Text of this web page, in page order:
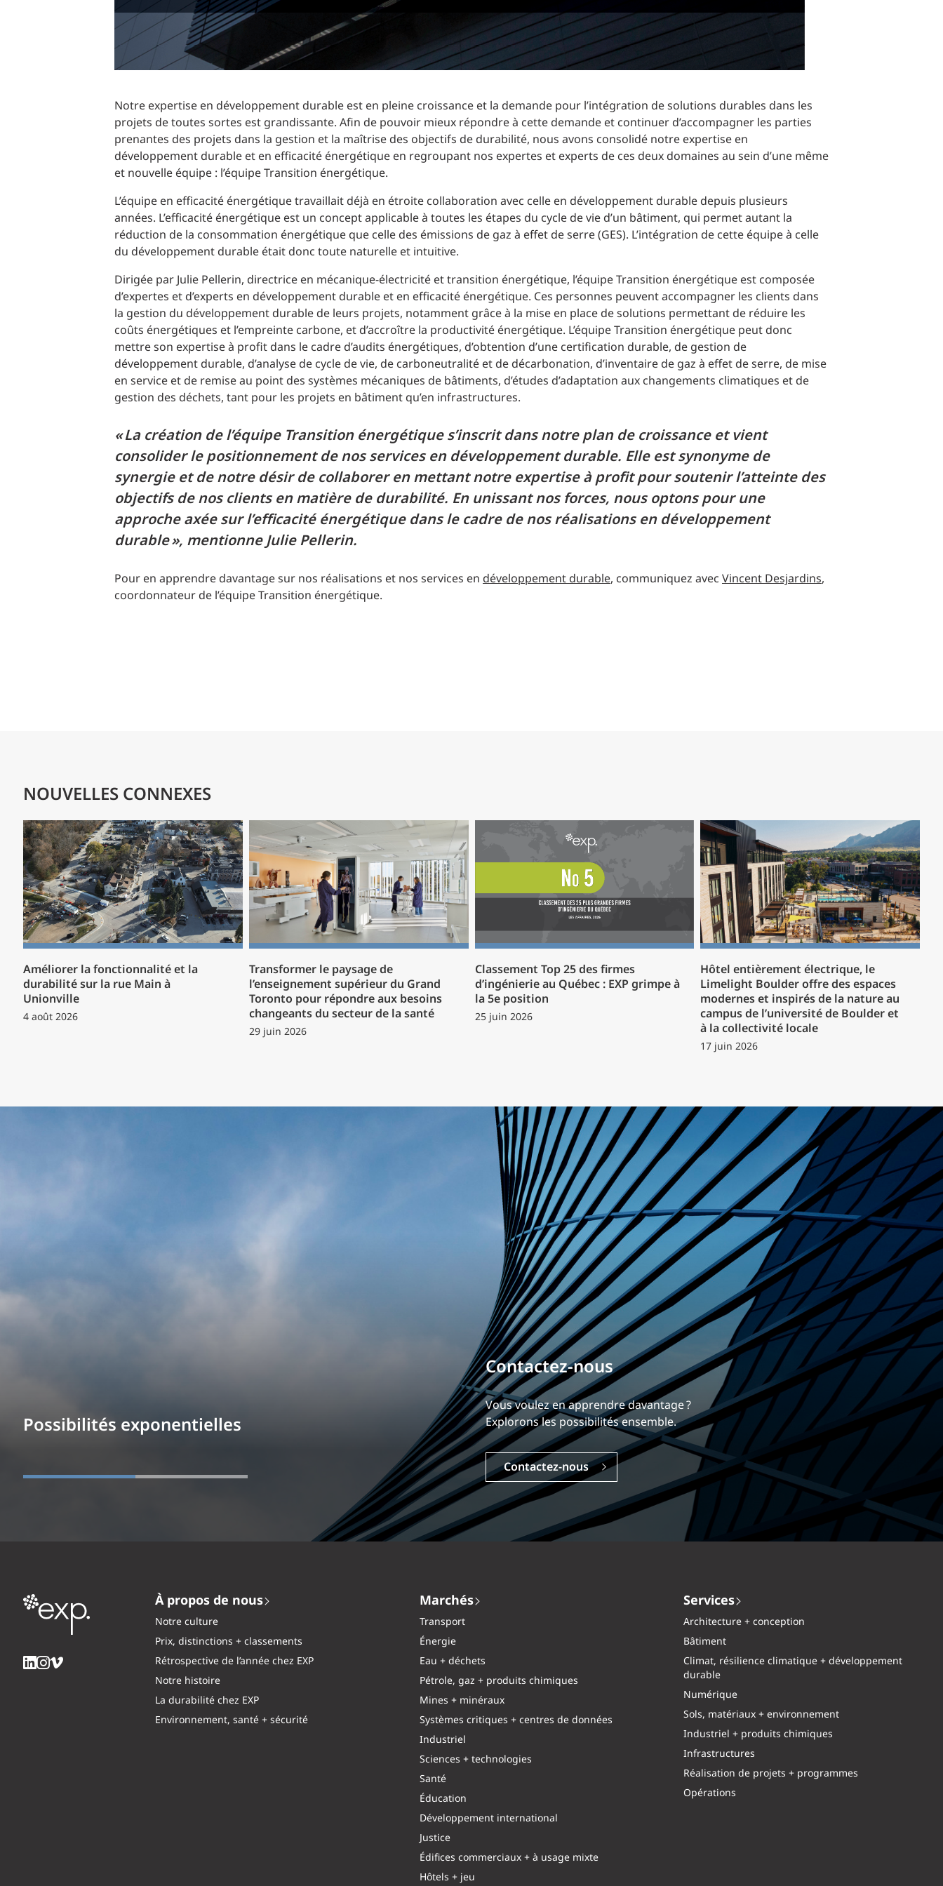
Notre expertise en développement durable est en pleine croissance et la demande pour l’intégration de solutions durables dans les
projets de toutes sortes est grandissante. Afin de pouvoir mieux répondre à cette demande et continuer d’accompagner les parties
prenantes des projets dans la gestion et la maîtrise des objectifs de durabilité, nous avons consolidé notre expertise en
développement durable et en efficacité énergétique en regroupant nos expertes et experts de ces deux domaines au sein d’une même
et nouvelle équipe : l’équipe Transition énergétique.
L’équipe en efficacité énergétique travaillait déjà en étroite collaboration avec celle en développement durable depuis plusieurs
années. L’efficacité énergétique est un concept applicable à toutes les étapes du cycle de vie d’un bâtiment, qui permet autant la
réduction de la consommation énergétique que celle des émissions de gaz à effet de serre (GES). L’intégration de cette équipe à celle
du développement durable était donc toute naturelle et intuitive.
Dirigée par Julie Pellerin, directrice en mécanique-électricité et transition énergétique, l’équipe Transition énergétique est composée
d’expertes et d’experts en développement durable et en efficacité énergétique. Ces personnes peuvent accompagner les clients dans
la gestion du développement durable de leurs projets, notamment grâce à la mise en place de solutions permettant de réduire les
coûts énergétiques et l’empreinte carbone, et d’accroître la productivité énergétique. L’équipe Transition énergétique peut donc
mettre son expertise à profit dans le cadre d’audits énergétiques, d’obtention d’une certification durable, de gestion de
développement durable, d’analyse de cycle de vie, de carboneutralité et de décarbonation, d’inventaire de gaz à effet de serre, de mise
en service et de remise au point des systèmes mécaniques de bâtiments, d’études d’adaptation aux changements climatiques et de
gestion des déchets, tant pour les projets en bâtiment qu’en infrastructures.
« La création de l’équipe Transition énergétique s’inscrit dans notre plan de croissance et vient
consolider le positionnement de nos services en développement durable. Elle est synonyme de
synergie et de notre désir de collaborer en mettant notre expertise à profit pour soutenir l’atteinte des
objectifs de nos clients en matière de durabilité. En unissant nos forces, nous optons pour une
approche axée sur l’efficacité énergétique dans le cadre de nos réalisations en développement
durable », mentionne Julie Pellerin.
Pour en apprendre davantage sur nos réalisations et nos services en développement durable, communiquez avec Vincent Desjardins,
coordonnateur de l’équipe Transition énergétique.
NOUVELLES CONNEXES
Améliorer la fonctionnalité et la
durabilité sur la rue Main à
Unionville
4 août 2026
Transformer le paysage de
l’enseignement supérieur du Grand
Toronto pour répondre aux besoins
changeants du secteur de la santé
29 juin 2026
Classement Top 25 des firmes
d’ingénierie au Québec : EXP grimpe à
la 5e position
25 juin 2026
Hôtel entièrement électrique, le
Limelight Boulder offre des espaces
modernes et inspirés de la nature au
campus de l’université de Boulder et
à la collectivité locale
17 juin 2026
Possibilités exponentielles
Bâtissez votre carrière
Notre expérience est ce qui nous différencie.
Explorez une carrière dynamique et gratifiante chez EXP.
Carrières
À propos de nous
Notre culture
Prix, distinctions + classements
Rétrospective de l’année chez EXP
Notre histoire
La durabilité chez EXP
Environnement, santé + sécurité
Marchés
Transport
Énergie
Eau + déchets
Pétrole, gaz + produits chimiques
Mines + minéraux
Systèmes critiques + centres de données
Industriel
Sciences + technologies
Santé
Éducation
Développement international
Justice
Édifices commerciaux + à usage mixte
Hôtels + jeu
Services
Architecture + conception
Bâtiment
Climat, résilience climatique + développement
durable
Numérique
Sols, matériaux + environnement
Industriel + produits chimiques
Infrastructures
Réalisation de projets + programmes
Opérations